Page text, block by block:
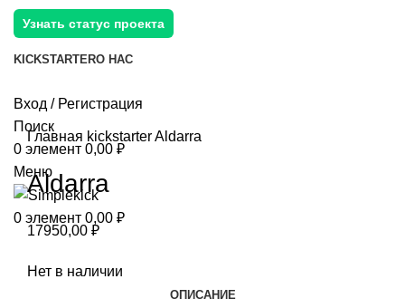
Узнать статус проекта
KICKSTARTERО НАС
Вход / Регистрация
Поиск
0 элемент 0,00 ₽
Меню
0 элемент 0,00 ₽
Главная kickstarterAldarra
Aldarra
17950,00 ₽
Нет в наличии
ОПИСАНИЕ